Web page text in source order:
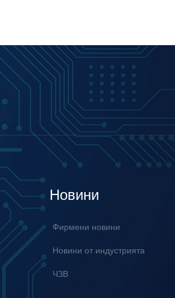
Новини
Фирмени новини
Новини от индустрията
ЧЗВ